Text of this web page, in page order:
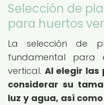
Selección de
para huertos
La selección de
fundamental para
vertical. Al elegir las
considerar su
luz y agua, así